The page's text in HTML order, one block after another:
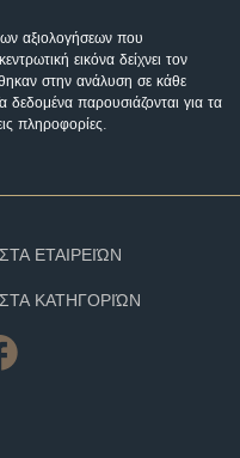
αξιολογήσεων που
εικόνα δείχνει τον
στην ανάλυση σε κάθε
παρουσιάζονται για τα
πληροφορίες.
ΕΤΑΙΡΕΙΏΝ
ΚΑΤΗΓΟΡΙΏΝ